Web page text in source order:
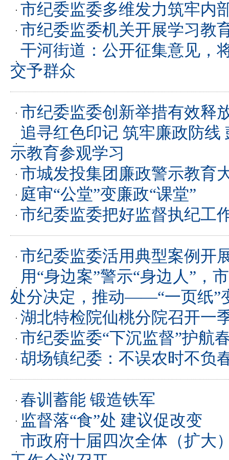
市纪委监委多维发力筑牢内
市纪委监委机关开展学习教
干河街道：公开征集意见，
交予群众
市纪委监委创新举措有效释
追寻红色印记 筑牢廉政防线
示教育参观学习
市城发投集团廉政警示教育
庭审“公堂”变廉政“课堂”
市纪委监委把好监督执纪工
市纪委监委活用典型案例开
用“身边案”警示“身边人”，
处分决定，推动——“一页纸”
湖北特检院仙桃分院召开一
市纪委监委“下沉监督”护航
胡场镇纪委：不误农时不负
春训蓄能 锻造铁军
监督落“食”处 建议促改变
市政府十届四次全体（扩大